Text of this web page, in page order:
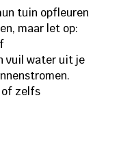
tuin opfleuren
maar let op:
vuil water uit je
of zelfs